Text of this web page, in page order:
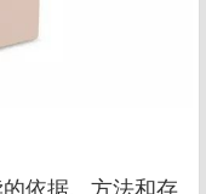
依据、方法和存